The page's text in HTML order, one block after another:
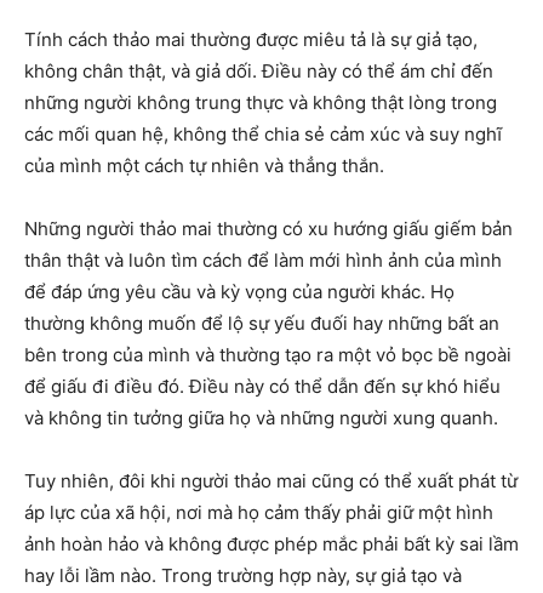
Tính cách thảo mai thường được miêu tả là sự giả tạo,
không chân thật, và giả dối. Điều này có thể ám chỉ đến
những người không trung thực và không thật lòng trong
các mối quan hệ, không thể chia sẻ cảm xúc và suy nghĩ
của mình một cách tự nhiên và thẳng thắn.
Những người thảo mai thường có xu hướng giấu giếm bản
thân thật và luôn tìm cách để làm mới hình ảnh của mình
để đáp ứng yêu cầu và kỳ vọng của người khác. Họ
thường không muốn để lộ sự yếu đuối hay những bất an
bên trong của mình và thường tạo ra một vỏ bọc bề ngoài
để giấu đi điều đó. Điều này có thể dẫn đến sự khó hiểu
và không tin tưởng giữa họ và những người xung quanh.
Tuy nhiên, đôi khi người thảo mai cũng có thể xuất phát từ
áp lực của xã hội, nơi mà họ cảm thấy phải giữ một hình
ảnh hoàn hảo và không được phép mắc phải bất kỳ sai lầm
hay lỗi lầm nào. Trong trường hợp này, sự giả tạo và